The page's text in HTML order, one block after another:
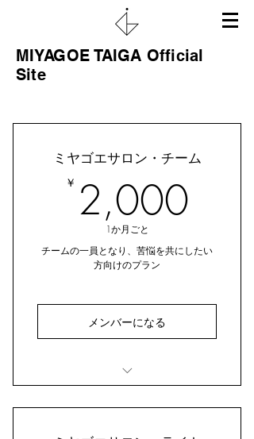
MIYAGOE TAIGA Official
Site
ミヤゴエサロン・チーム
￥ 2,000
1か月ごと
チームの一員となり、苦悩を共にしたい
方向けのプラン
メンバーになる
ちまけます。